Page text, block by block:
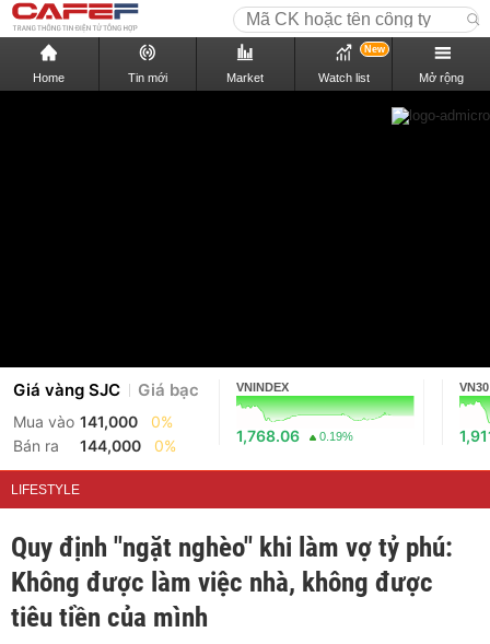
Home Tin mới Market Watch list
New
Mở rộng
Giá vàng SJC Giá bạc
Mua vào 141,000
0%
Bán ra
144,000 0%
VNINDEX
1,768.06 0.19%
VN30
LIFESTYLE
Quy định "ngặt nghèo" khi làm vợ tỷ phú:
Không được làm việc nhà, không được
tiêu tiền của mình